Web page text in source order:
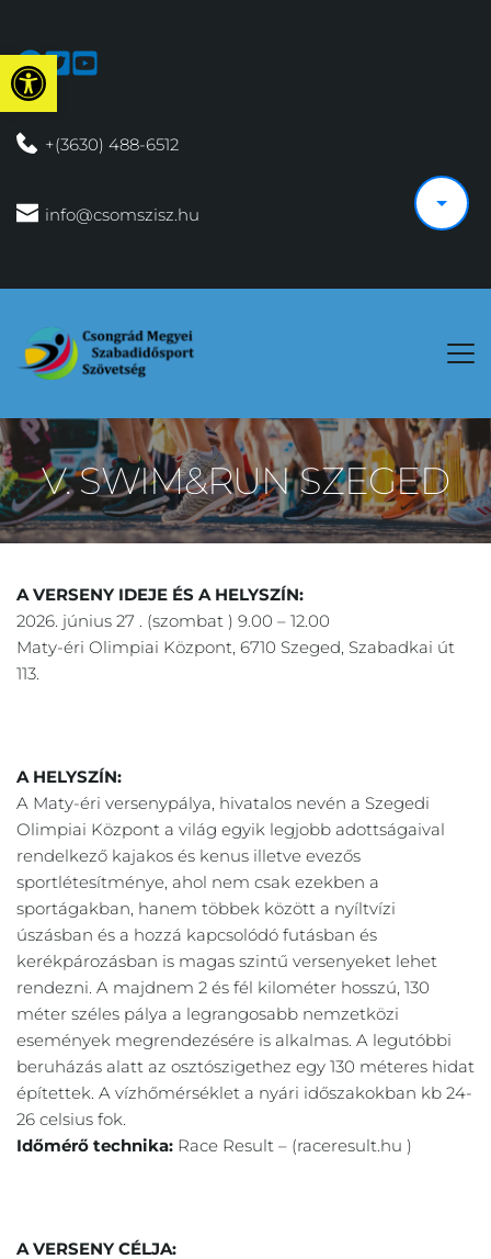
Eszköztár megnyitása
+(3630) 488-6512
info@csomszisz.hu
V. SWIM&RUN SZEGED
A VERSENY IDEJE ÉS A HELYSZÍN:
2026. június 27 . (szombat ) 9.00 – 12.00
Maty-éri Olimpiai Központ, 6710 Szeged, Szabadkai út
113.
A HELYSZÍN:
A Maty-éri versenypálya, hivatalos nevén a Szegedi
Olimpiai Központ a világ egyik legjobb adottságaival
rendelkező kajakos és kenus illetve evezős
sportlétesítménye, ahol nem csak ezekben a
sportágakban, hanem többek között a nyíltvízi
úszásban és a hozzá kapcsolódó futásban és
kerékpározásban is magas szintű versenyeket lehet
rendezni. A majdnem 2 és fél kilométer hosszú, 130
méter széles pálya a legrangosabb nemzetközi
események megrendezésére is alkalmas. A legutóbbi
beruházás alatt az osztószigethez egy 130 méteres hidat
építettek. A vízhőmérséklet a nyári időszakokban kb 24-
26 celsius fok.
Időmérő technika: Race Result – (raceresult.hu )
A VERSENY CÉLJA: